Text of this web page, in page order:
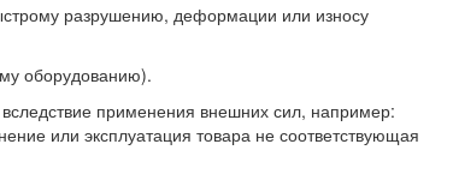
разрушению, деформации или износу
оборудованию).
применения внешних сил, например:
или эксплуатация товара не соответствующая